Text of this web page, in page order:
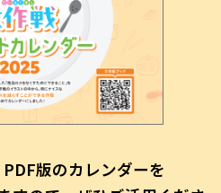
版のカレンダーを